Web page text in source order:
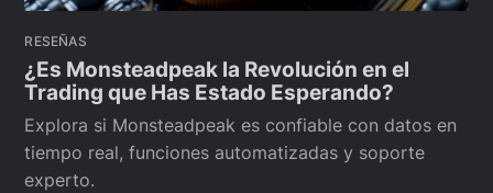
RESEÑAS
¿Es Monsteadpeak la Revolución en el
Trading que Has Estado Esperando?
Explora si Monsteadpeak es confiable con datos en
tiempo real, funciones automatizadas y soporte
experto.